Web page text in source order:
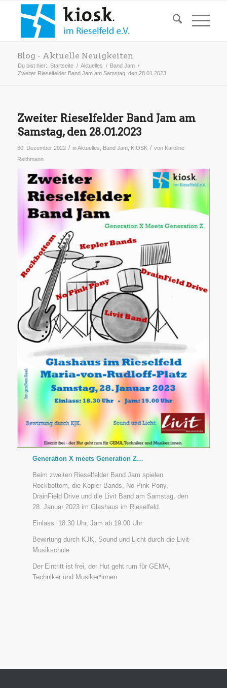
Blog - Aktuelle Neuigkeiten
Du bist hier: Startseite / Aktuelles / Band Jam /
Zweiter Rieselfelder Band Jam am Samstag, den 28.01.2023
Zweiter Rieselfelder Band Jam am
Samstag, den 28.01.2023
30. Dezember 2022 / inAktuelles Band Jam, KIOSK / von Karoline
Reithmann
Generation X meets Generation Z…
Beim zweiten Rieselfelder Band Jam spielen
Rockbottom, die Kepler Bands, No Pink Pony,
DrainField Drive und die Livit Band am Samstag, den
28. Januar 2023 im Glashaus im Rieselfeld.
Einlass: 18.30 Uhr, Jam ab 19.00 Uhr
Bewirtung durch KJK, Sound und Licht durch die Livit-
Musikschule
Der Eintritt ist frei, der Hut geht rum für GEMA,
Techniker und Musiker*innen